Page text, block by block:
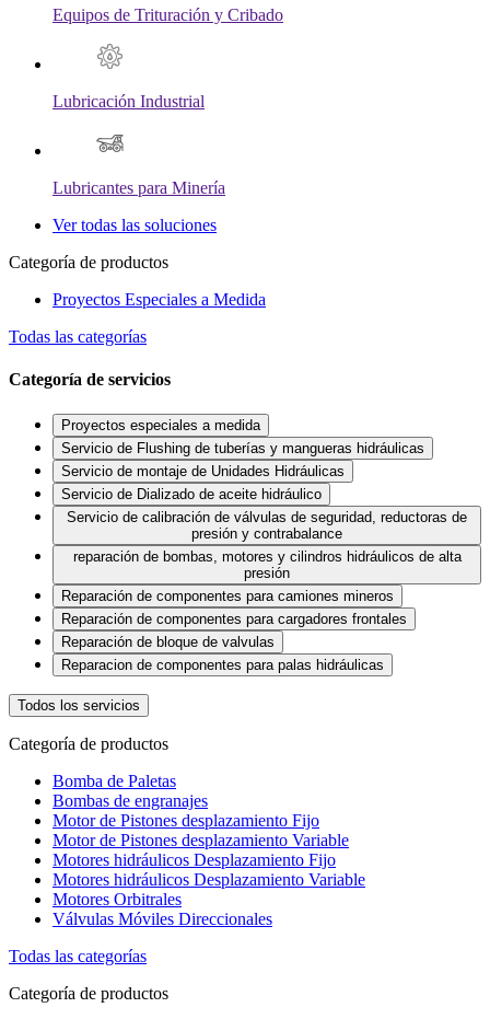
Equipos de Trituración y Cribado
Lubricación Industrial
Lubricantes para Minería
Ver todas las soluciones
Categoría de productos
Proyectos Especiales a Medida
Todas las categorías
Categoría de servicios
Proyectos especiales a medida
Servicio de Flushing de tuberías y mangueras hidráulicas
Servicio de montaje de Unidades Hidráulicas
Servicio de Dializado de aceite hidráulico
Servicio de calibración de válvulas de seguridad, reductoras de
presión y contrabalance
reparación de bombas, motores y cilindros hidráulicos de alta
presión
Reparación de componentes para camiones mineros
Reparación de componentes para cargadores frontales
Reparación de bloque de valvulas
Reparacion de componentes para palas hidráulicas
Todos los servicios
Categoría de productos
Bomba de Paletas
Bombas de engranajes
Motor de Pistones desplazamiento Fijo
Motor de Pistones desplazamiento Variable
Motores hidráulicos Desplazamiento Fijo
Motores hidráulicos Desplazamiento Variable
Motores Orbitrales
Válvulas Móviles Direccionales
Todas las categorías
Categoría de productos